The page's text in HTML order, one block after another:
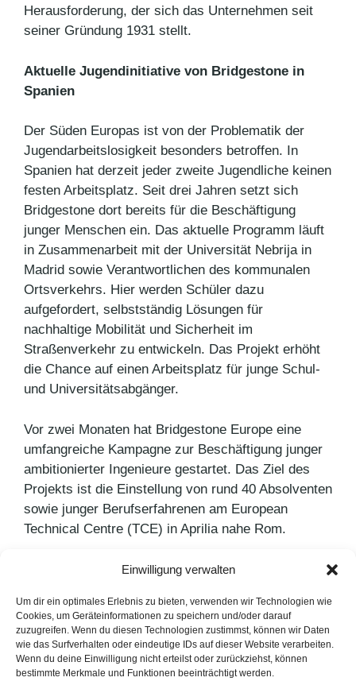
Einwilligung verwalten
Um dir ein optimales Erlebnis zu bieten, verwenden wir Technologien wie
Cookies, um Geräteinformationen zu speichern und/oder darauf
zuzugreifen. Wenn du diesen Technologien zustimmst, können wir Daten
wie das Surfverhalten oder eindeutige IDs auf dieser Website verarbeiten.
Wenn du deine Einwilligung nicht erteilst oder zurückziehst, können
bestimmte Merkmale und Funktionen beeinträchtigt werden.
Herausforderung, der sich das Unternehmen seit
seiner Gründung 1931 stellt.
Aktuelle Jugendinitiative von Bridgestone in
Spanien
Der Süden Europas ist von der Problematik der
Jugendarbeitslosigkeit besonders betroffen. In
Spanien hat derzeit jeder zweite Jugendliche keinen
festen Arbeitsplatz. Seit drei Jahren setzt sich
Bridgestone dort bereits für die Beschäftigung
junger Menschen ein. Das aktuelle Programm läuft
in Zusammenarbeit mit der Universität Nebrija in
Madrid sowie Verantwortlichen des kommunalen
Ortsverkehrs. Hier werden Schüler dazu
aufgefordert, selbstständig Lösungen für
nachhaltige Mobilität und Sicherheit im
Straßenverkehr zu entwickeln. Das Projekt erhöht
die Chance auf einen Arbeitsplatz für junge Schul-
und Universitätsabgänger.
Vor zwei Monaten hat Bridgestone Europe eine
umfangreiche Kampagne zur Beschäftigung junger
ambitionierter Ingenieure gestartet. Das Ziel des
Projekts ist die Einstellung von rund 40 Absolventen
sowie junger Berufserfahrenen am European
Technical Centre (TCE) in Aprilia nahe Rom.
Pressemitteilungen
Schlagwörter
Bridgestone,Engagement
Online-Trends 2016: Teil 2
Emotionales Online-Shopping